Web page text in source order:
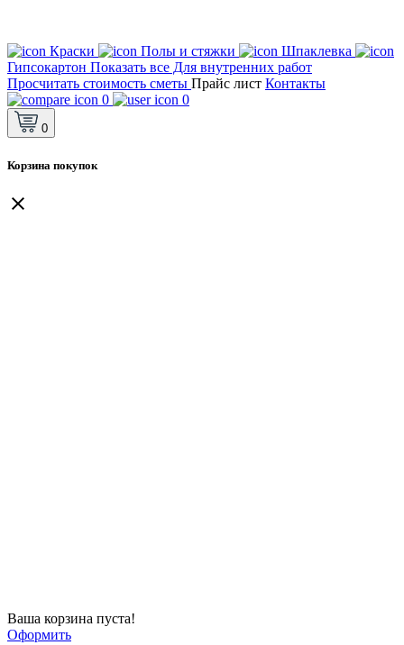
Краски Полы и стяжки
Шпаклевка
Гипсокартон Показать все Для внутренних работ
Просчитать стоимость сметы Прайс лист Контакты
0
0
0
Корзина покупок
Ваша корзина пуста!
Оформить